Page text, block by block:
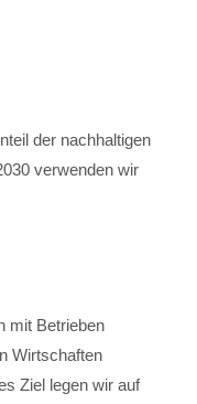
der nachhaltigen
verwenden wir
mit Betrieben
Wirtschaften
Ziel legen wir auf